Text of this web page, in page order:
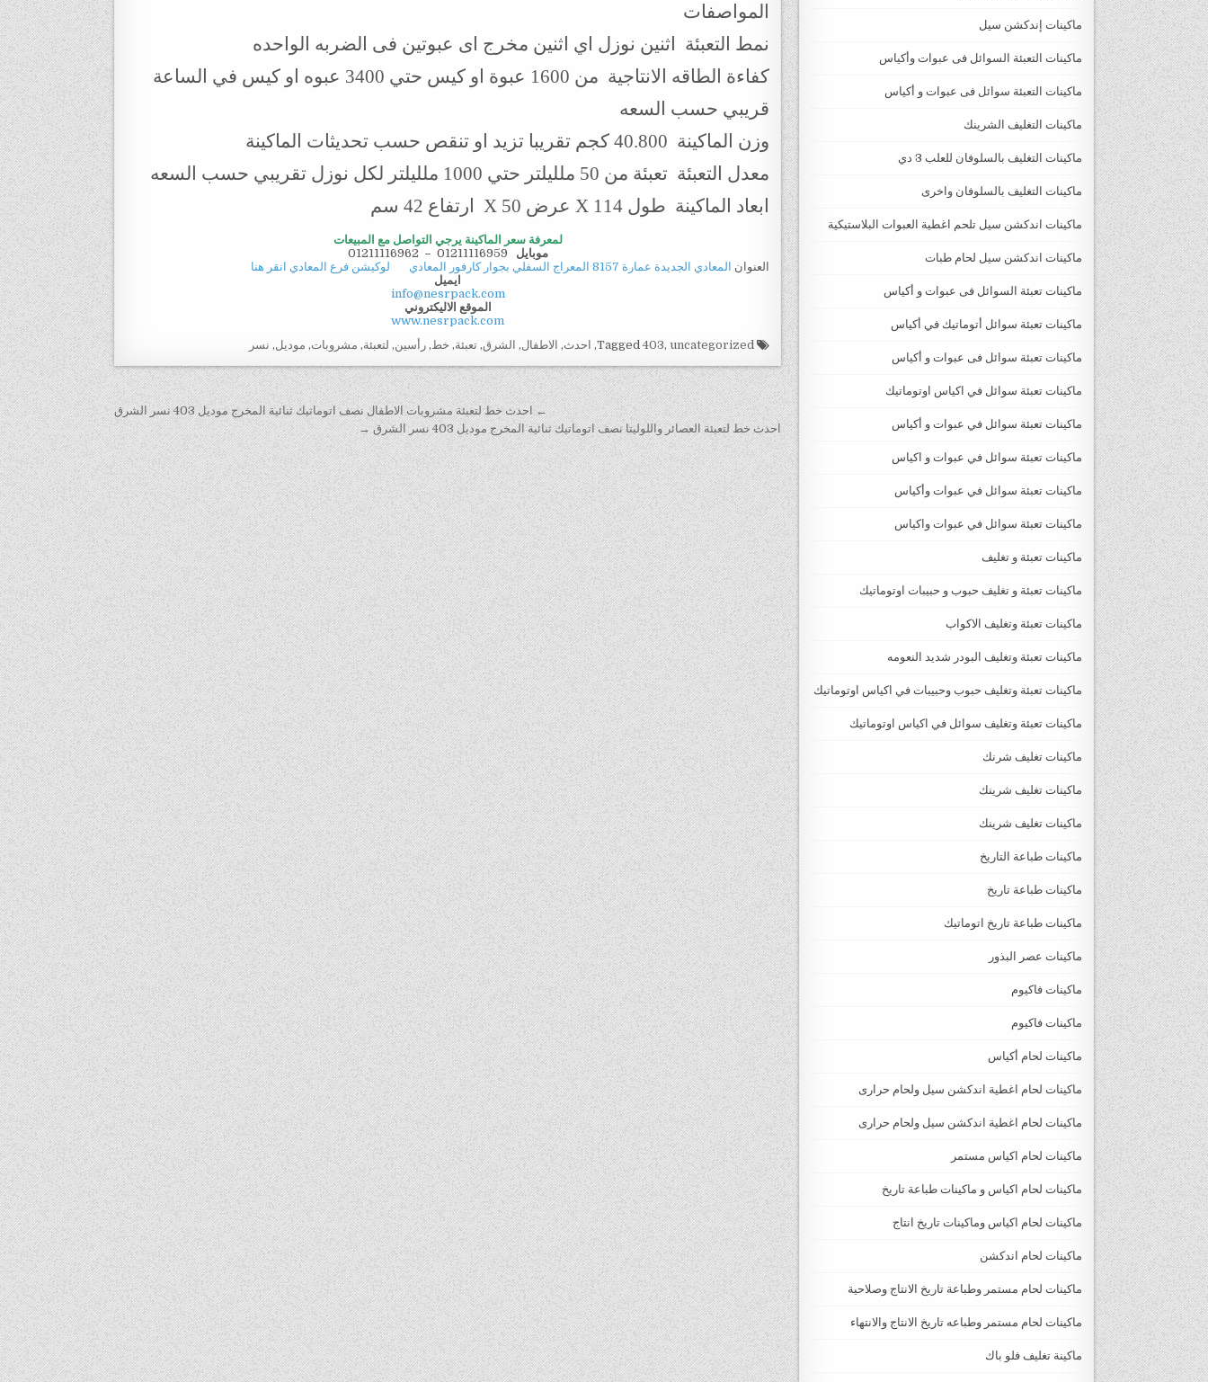
المواصفات
نمط التعبئة اثنين نوزل اي اثنين مخرج اى عبوتين فى الضربه الواحده
كفاءة الطاقه الانتاجية من 1600 عبوة او كيس حتي 3400 عبوه او كيس في الساعة
قريبي حسب السعه
وزن الماكينة 40.800 كجم تقريبا تزيد او تنقص حسب تحديثات الماكينة
معدل التعبئة تعبئة من 50 ملليلتر حتي 1000 ملليلتر لكل نوزل تقريبي حسب السعه
ابعاد الماكينة طول 114 X عرض 50 X ارتفاع 42 سم
لمعرفة سعر الماكينة يرجي التواصل مع المبيعات
موبايل
01211116962 – 01211116959
العنوان المعادي الجديدة عمارة 8157 المعراج السفلي بجوار كارفور المعادي
لوكيشن فرع المعادي انقر هنا
ايميل
info@nesrpack.com
الموقع الاليكتروني
www.nesrpack.com
Tagged
403, uncategorized
, احدث, الاطفال, الشرق, تعبئة, خط, رأسين, لتعبئة, مشروبات, موديل, نسر
تصفّح المقالات
← احدث خط لتعبئة مشروبات الاطفال نصف اتوماتيك ثنائية المخرج موديل 403 نسر الشرق
احدث خط لتعبئة العصائر واللوليتا نصف اتوماتيك ثنائية المخرج موديل 403 نسر الشرق →
ماكينات إندكشن سيل
ماكينات التعبئة السوائل فى عبوات وأكياس
ماكينات التعبئة سوائل فى عبوات و أكياس
ماكينات التغليف الشرينك
ماكينات التغليف بالسلوفان للعلب 3 دي
ماكينات التغليف بالسلوفان واخرى
ماكينات اندكشن سيل تلحم اغطية العبوات البلاستيكية
ماكينات اندكشن سيل لحام طبات
ماكينات تعبئة السوائل فى عبوات و أكياس
ماكينات تعبئة سوائل أتوماتيك في أكياس
ماكينات تعبئة سوائل فى عبوات و أكياس
ماكينات تعبئة سوائل في اكياس اوتوماتيك
ماكينات تعبئة سوائل في عبوات و أكياس
ماكينات تعبئة سوائل في عبوات و اكياس
ماكينات تعبئة سوائل في عبوات وأكياس
ماكينات تعبئة سوائل في عبوات واكياس
ماكينات تعبئة و تغليف
ماكينات تعبئة و تغليف حبوب و حبيبات اوتوماتيك
ماكينات تعبئة وتغليف الاكواب
ماكينات تعبئة وتغليف البودر شديد النعومه
ماكينات تعبئة وتغليف حبوب وحبيبات في اكياس اوتوماتيك
ماكينات تعبئة وتغليف سوائل في اكياس اوتوماتيك
ماكينات تغليف شرنك
ماكينات تغليف شرينك
ماكينات تغليف شرينك
ماكينات طباعة التاريخ
ماكينات طباعة تاريخ
ماكينات طباعة تاريخ اتوماتيك
ماكينات عصر البذور
ماكينات فاكيوم
ماكينات فاكيوم
ماكينات لحام أكياس
ماكينات لحام اغطية اندكشن سيل ولحام حرارى
ماكينات لحام اغطية اندكشن سيل ولحام حرارى
ماكينات لحام اكياس مستمر
ماكينات لحام اكياس و ماكينات طباعة تاريخ
ماكينات لحام اكياس وماكينات تاريخ انتاج
ماكينات لحام اندكشن
ماكينات لحام مستمر وطباعة تاريخ الانتاج وصلاحية
ماكينات لحام مستمر وطباعه تاريخ الانتاج والانتهاء
ماكينة تغليف فلو باك